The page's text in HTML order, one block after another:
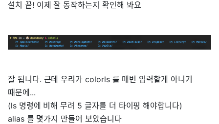
설치 끝! 이제 잘 동작하는지 확인해 봐요
잘 됩니다. 근데 우리가 colorls 를 매번 입력할게 아니기
때문에...
(ls 명령에 비해 무려 5 글자를 더 타이핑 해야합니다)
alias 를 몇가지 만들어 보았습니다